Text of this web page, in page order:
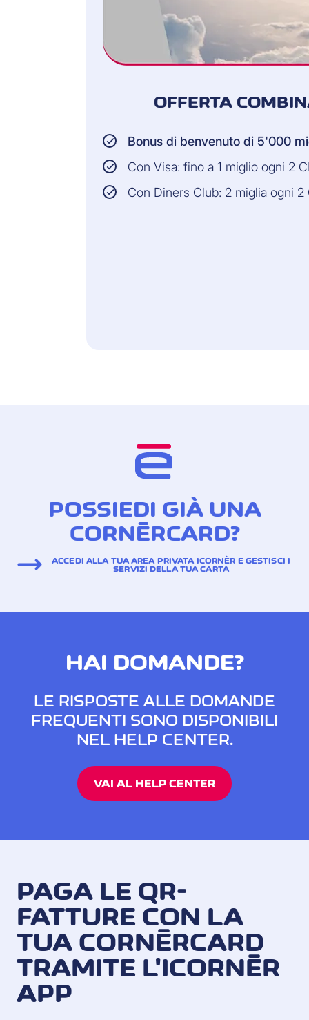
OFFERTA
Bonus di benvenuto di 5'000
Con Visa: fino a 1 miglio ogni 2
Con Diners Club: 2 miglia ogni 2
POSSIEDI GIÀ UNA
CORNÈRCARD?
ACCEDI ALLA TUA AREA PRIVATA ICORNÈR E GESTISCI I
SERVIZI DELLA TUA CARTA
HAI DOMANDE?
LE RISPOSTE ALLE DOMANDE
FREQUENTI SONO DISPONIBILI
NEL HELP CENTER.
VAI AL HELP CENTER
PAGA LE QR-
FATTURE CON LA
TUA CORNÈRCARD
TRAMITE L'ICORNÈR
APP